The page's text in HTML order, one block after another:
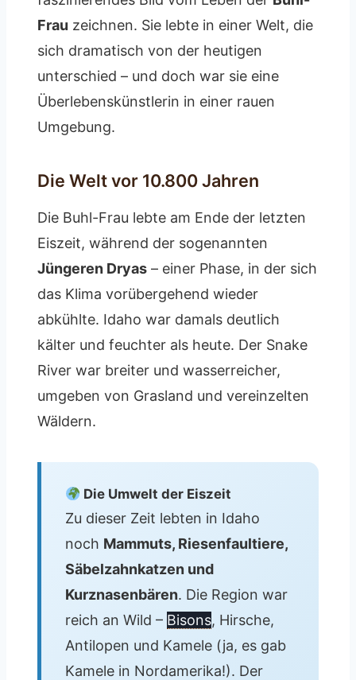
Frau zeichnen. Sie lebte in einer Welt, die
sich dramatisch von der heutigen
unterschied – und doch war sie eine
Überlebenskünstlerin in einer rauen
Umgebung.
Die Welt vor 10.800 Jahren
Die Buhl-Frau lebte am Ende der letzten
Eiszeit, während der sogenannten
Jüngeren Dryas – einer Phase, in der sich
das Klima vorübergehend wieder
abkühlte. Idaho war damals deutlich
kälter und feuchter als heute. Der Snake
River war breiter und wasserreicher,
umgeben von Grasland und vereinzelten
Wäldern.
Die Umwelt der Eiszeit
Zu dieser Zeit lebten in Idaho
noch Mammuts, Riesenfaultiere,
Säbelzahnkatzen und
Kurznasenbären. Die Region war
reich an Wild – Bisons, Hirsche,
Antilopen und Kamele (ja, es gab
Kamele in Nordamerika!). Der